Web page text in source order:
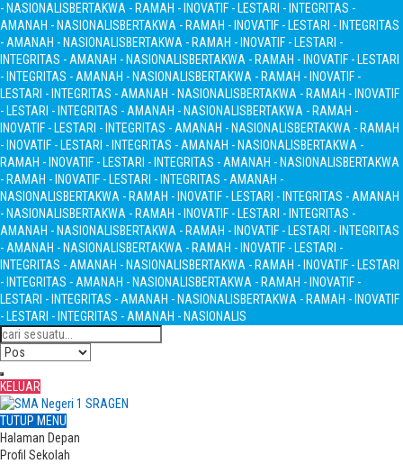
- NASIONALISBERTAKWA - RAMAH - INOVATIF - LESTARI - INTEGRITAS -
AMANAH - NASIONALISBERTAKWA - RAMAH - INOVATIF - LESTARI - INTEGRITAS
- AMANAH - NASIONALISBERTAKWA - RAMAH - INOVATIF - LESTARI -
INTEGRITAS - AMANAH - NASIONALISBERTAKWA - RAMAH - INOVATIF - LESTARI
- INTEGRITAS - AMANAH - NASIONALISBERTAKWA - RAMAH - INOVATIF -
LESTARI - INTEGRITAS - AMANAH - NASIONALISBERTAKWA - RAMAH - INOVATIF
- LESTARI - INTEGRITAS - AMANAH - NASIONALISBERTAKWA - RAMAH -
INOVATIF - LESTARI - INTEGRITAS - AMANAH - NASIONALISBERTAKWA - RAMAH
- INOVATIF - LESTARI - INTEGRITAS - AMANAH - NASIONALISBERTAKWA -
RAMAH - INOVATIF - LESTARI - INTEGRITAS - AMANAH - NASIONALISBERTAKWA
- RAMAH - INOVATIF - LESTARI - INTEGRITAS - AMANAH -
NASIONALISBERTAKWA - RAMAH - INOVATIF - LESTARI - INTEGRITAS - AMANAH
- NASIONALISBERTAKWA - RAMAH - INOVATIF - LESTARI - INTEGRITAS -
AMANAH - NASIONALISBERTAKWA - RAMAH - INOVATIF - LESTARI - INTEGRITAS
- AMANAH - NASIONALISBERTAKWA - RAMAH - INOVATIF - LESTARI -
INTEGRITAS - AMANAH - NASIONALISBERTAKWA - RAMAH - INOVATIF - LESTARI
- INTEGRITAS - AMANAH - NASIONALISBERTAKWA - RAMAH - INOVATIF -
LESTARI - INTEGRITAS - AMANAH - NASIONALISBERTAKWA - RAMAH - INOVATIF
- LESTARI - INTEGRITAS - AMANAH - NASIONALIS
KELUAR
TUTUP MENU
Halaman Depan
Profil Sekolah